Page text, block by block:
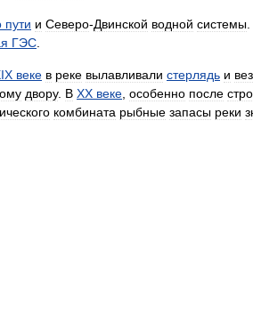
пути и Северо-Двинской водной системы
ГЭС
веке в реке вылавливали стерлядь и
двору. В XX веке особенно после
комбината рыбные запасы реки